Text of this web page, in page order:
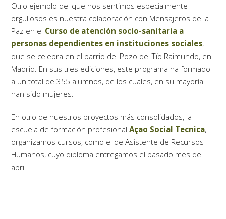
Otro ejemplo del que nos sentimos especialmente
orgullosos es nuestra colaboración con Mensajeros de la
Paz en el Curso de atención socio-sanitaria a
personas dependientes en instituciones sociales,
que se celebra en el barrio del Pozo del Tío Raimundo, en
Madrid. En sus tres ediciones, este programa ha formado
a un total de 355 alumnos, de los cuales, en su mayoría
han sido mujeres.
En otro de nuestros proyectos más consolidados, la
escuela de formación profesionalAçao Social Tecnica,
organizamos cursos, como el de Asistente de Recursos
Humanos, cuyo diploma entregamos el pasado mes de
abril